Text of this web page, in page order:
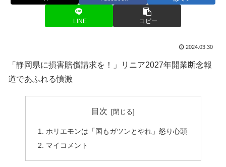
LINE コピー
2024.03.30
「静岡県に損害賠償請求を！」リニア2027年開業断念報
道であふれる憤激
目次
ホリエモンは「国もガツンとやれ」怒り心頭
マイコメント